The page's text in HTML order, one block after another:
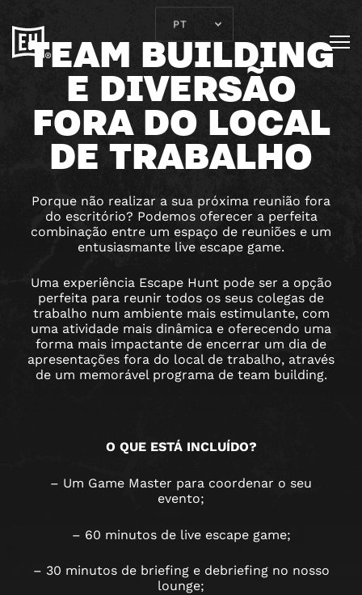
TEAM BUILDING
E DIVERSÃO
FORA DO LOCAL
DE TRABALHO
Porque não realizar a sua próxima reunião fora
do escritório? Podemos oferecer a perfeita
combinação entre um espaço de reuniões e um
entusiasmante live escape game.
Uma experiência Escape Hunt pode ser a opção
perfeita para reunir todos os seus colegas de
trabalho num ambiente mais estimulante, com
uma atividade mais dinâmica e oferecendo uma
forma mais impactante de encerrar um dia de
apresentações fora do local de trabalho, através
de um memorável programa de team building.
O QUE ESTÁ INCLUÍDO?
– Um Game Master para coordenar o seu
evento;
– 60 minutos de live escape game;
– 30 minutos de briefing e debriefing no nosso
lounge;